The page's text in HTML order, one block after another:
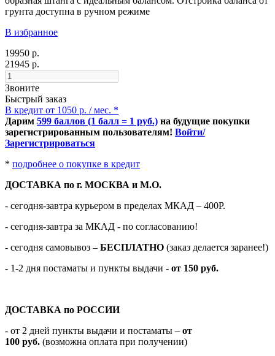
грунта доступна в ручном режиме
В избранное
19950 р.
21945 р.
Звоните
Быстрый заказ
В кредит от 1050 р. / мес. *
Дарим 599 баллов (1 балл = 1 руб.) на будущие покупки
зарегистрированным пользователям! Войти/
Зарегистрироваться
* подробнее о покупке в кредит
ДОСТАВКА по г. МОСКВА и М.О.
- сегодня-завтра курьером в пределах МКАД – 400Р.
- сегодня-завтра за МКАД - по согласованию!
- сегодня самовывоз – БЕСПЛАТНО (заказ делается заранее!)
- 1-2 дня постаматы и пункты выдачи - от 150 руб.
ДОСТАВКА по РОССИИ
- от 2 дней пункты выдачи и постаматы – от
100 руб. (возможна оплата при получении)